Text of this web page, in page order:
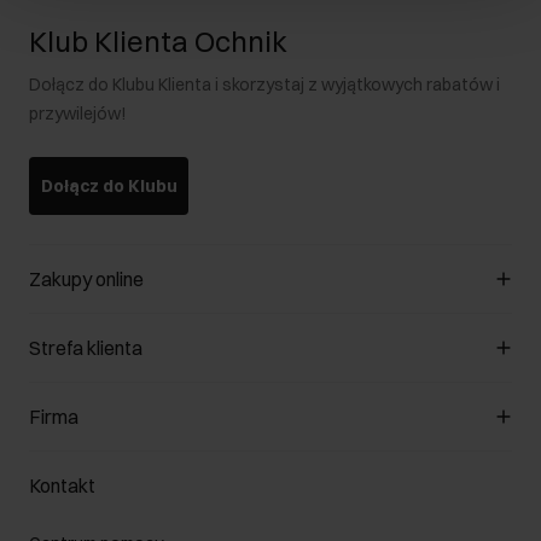
Klub Klienta Ochnik
Dołącz do Klubu Klienta i skorzystaj z wyjątkowych rabatów i
przywilejów!
Dołącz do Klubu
Zakupy online
Zarządzaj cookies
Formy płatności
Jak dokonać zwrotu?
Strefa klienta
Klub Klienta
Zwróć produkty
Firma
O nas
Salony
Kontakt